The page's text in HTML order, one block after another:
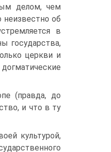
делом, чем
неизвестно об
в
государства,
церкви и
(правда, до
и что в ту
культурой,